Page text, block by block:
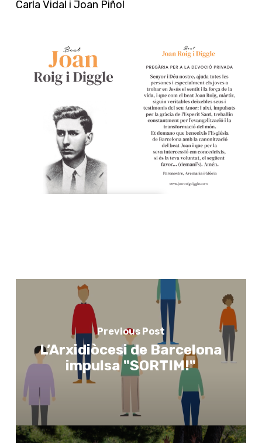
Carla Vidal i Joan Piñol
Previous Post
L’Arxidiòcesi de Barcelona
impulsa "SORTIM!"